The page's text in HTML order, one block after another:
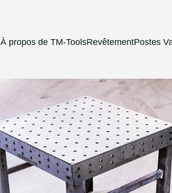
À propos de TM-ToolsRevêtementPostes